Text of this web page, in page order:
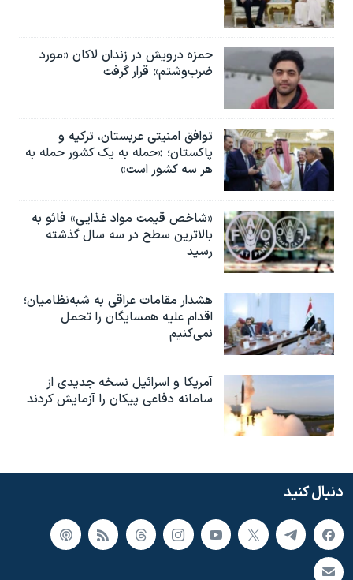
حمزه درویش در زندان لاکان «مورد
ضرب‌وشتم» قرار گرفت
توافق امنیتی عربستان، ترکیه و
پاکستان؛ «حمله به یک کشور حمله به
هر سه کشور است»
«شاخص قیمت مواد غذایی» فائو به
بالاترین سطح در سه سال گذشته
رسید
هشدار مقامات عراقی به شبه‌نظامیان؛
اقدام علیه همسایگان را تحمل
نمی‌کنیم
آمریکا و اسرائیل نسخه جدیدی از
سامانه دفاعی پیکان را آزمایش کردند
دنبال کنید